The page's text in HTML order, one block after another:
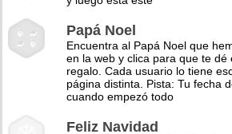
Papá Noel
Encuentra al Papá Noel que
en la web y clica para que te dé
regalo. Cada usuario lo tiene
página distinta. Pista: Tu fecha
cuando empezó todo
Feliz Navidad